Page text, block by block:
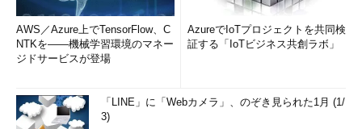
AWS／Azure上でTensorFlow、C
NTKを――機械学習環境のマネー
ジドサービスが登場
AzureでIoTプロジェクトを共同検
証する「IoTビジネス共創ラボ」
「LINE」に「Webカメラ」、のぞき見られた1月 (1/
3)